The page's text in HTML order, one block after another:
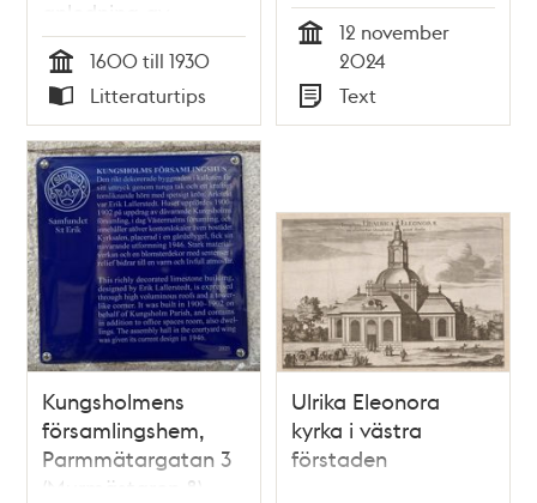
anledning av
Kungsholms
församlings 300-
årsjubileum 1972 /
Per Anders
Fogelström
Tid
1600 till 1930
Typ
Litteraturtips
12 november
2024
Typ
Text
Kungsholmens
församlingshem,
Parmmätargatan 3
(Murmästaren 8)
Ulrika Eleonora
kyrka i västra
förstaden